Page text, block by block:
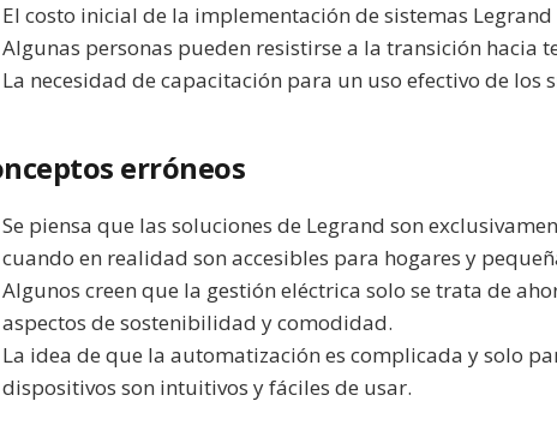
El costo inicial de la implementación de sistemas
Algunas personas pueden resistirse a la transición hacia
La necesidad de capacitación para un uso efectivo de los
erróneos
Se piensa que las soluciones de Legrand son
cuando en realidad son accesibles para hogares y
Algunos creen que la gestión eléctrica solo se trata de
aspectos de sostenibilidad y comodidad.
La idea de que la automatización es complicada y solo
dispositivos son intuitivos y fáciles de usar.